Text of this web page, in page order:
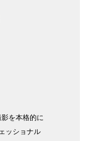
を本格的に
ッショナル